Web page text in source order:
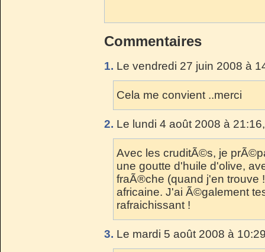
Commentaires
1. Le vendredi 27 juin 2008 à
Cela me convient ..merci
2. Le lundi 4 août 2008 à
Avec les cruditÃ©s, je
une goutte d'huile d'olive,
fraÃ®che (quand j'en trouve
africaine. J'ai Ã©galement
rafraichissant !
3. Le mardi 5 août 2008 à